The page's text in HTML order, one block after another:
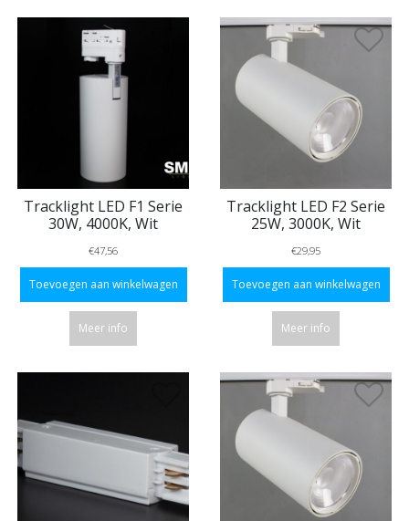
Tracklight LED F1 Serie
30W, 4000K, Wit
€47,56
Toevoegen aan winkelwagen
Meer info
Tracklight LED F2 Serie
25W, 3000K, Wit
€29,95
Toevoegen aan winkelwagen
Meer info